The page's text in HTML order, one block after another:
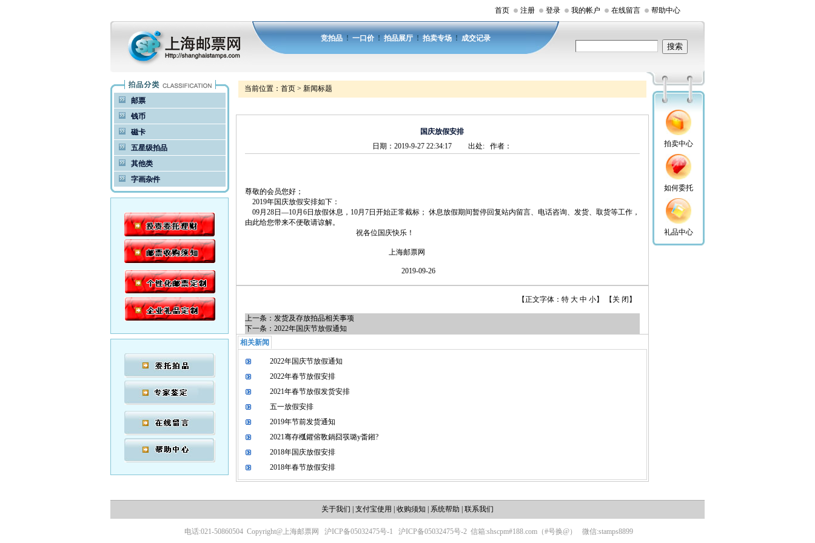
首页 注册 登录 我的帐户 在线留言 帮助中心
竞拍品 ! 一口价 ! 拍品展厅 ! 拍卖专场 ! 成交记录
拍卖中心
如何委托
礼品中心
邮票
钱币
磁卡
五星级拍品
其他类
字画杂件
当前位置： 首页> 新闻标题
国庆放假安排
日期：2019-9-27 22:34:17 出处: 作者：
尊敬的会员您好；
2019年国庆放假安排如下：
09月28日—10月6日放假休息，10月7日开始正常截标； 休息放假期间暂停回复站内留言、电话咨询、发货、取货等工作，
由此给您带来不便敬请谅解。
祝各位国庆快乐！
上海邮票网
2019-09-26
【正文字体： 特 大 中 小】 【关 闭】
上一条： 发货及存放拍品相关事项
下一条： 2022年国庆节放假通知
相关新闻
2022年国庆节放假通知
2022年春节放假安排
2021年春节放假发货安排
五一放假安排
2019年节前发货通知
2021骞存槬鑺傛斁鍋囧彂璐у畨鎺?
2018年国庆放假安排
2018年春节放假安排
关于我们 支付宝使用 收购须知 系统帮助 联系我们
电话:021-50860504 Copyright@上海邮票网 沪ICP备05032475号-1 沪ICP备05032475号-2 信箱:shscpm#188.com（#号换@） 微信:stamps8899